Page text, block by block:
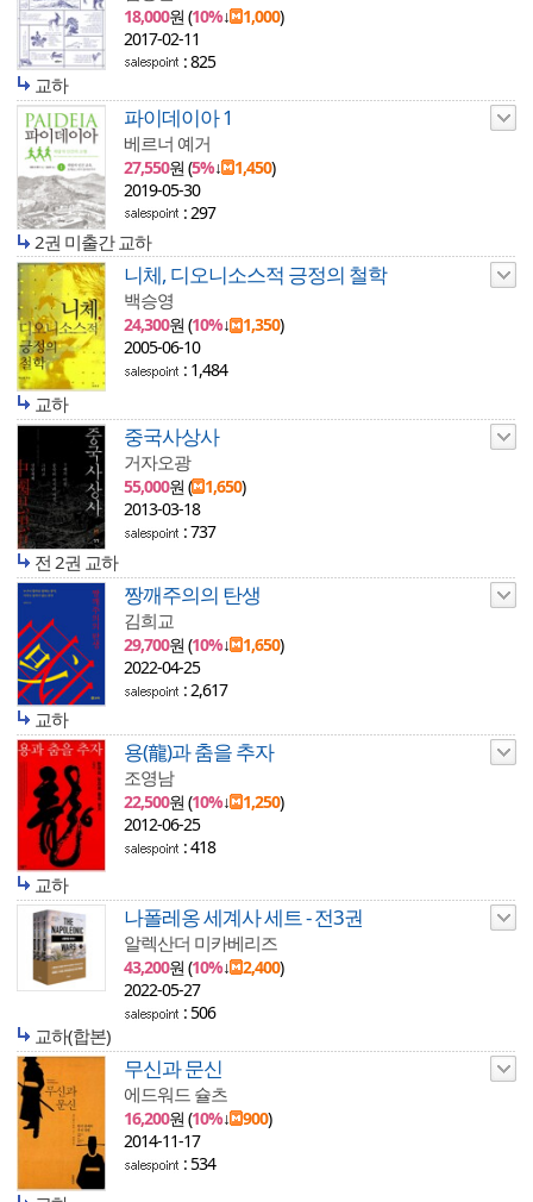
18,000원 (10%↓ 1,000)
2017-02-11
: 825
교하
파이데이아 1
베르너 예거
27,550원 (5%↓ 1,450)
2019-05-30
: 297
2권 미출간 교하
니체, 디오니소스적 긍정의 철학
백승영
24,300원 (10%↓ 1,350)
2005-06-10
: 1,484
교하
중국사상사
거자오광
55,000원 ( 1,650)
2013-03-18
: 737
전 2권 교하
짱깨주의의 탄생
김희교
29,700원 (10%↓ 1,650)
2022-04-25
: 2,617
교하
용(龍)과 춤을 추자
조영남
22,500원 (10%↓ 1,250)
2012-06-25
: 418
교하
나폴레옹 세계사 세트 - 전3권
알렉산더 미카베리즈
43,200원 (10%↓ 2,400)
2022-05-27
: 506
교하(합본)
무신과 문신
에드워드 슐츠
16,200원 (10%↓ 900)
2014-11-17
: 534